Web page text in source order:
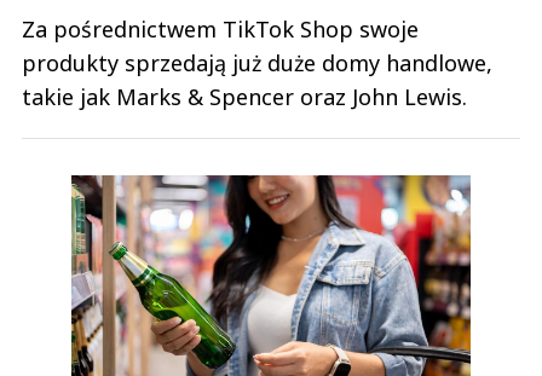
Za pośrednictwem TikTok Shop swoje
produkty sprzedają już duże domy handlowe,
takie jak Marks & Spencer oraz John Lewis.